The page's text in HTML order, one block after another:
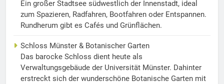
Ein großer Stadtsee südwestlich der Innenstadt, ideal
zum Spazieren, Radfahren, Bootfahren oder Entspannen.
Rundherum gibt es Cafés und Grünflächen.
Schloss Münster & Botanischer Garten
Das barocke Schloss dient heute als
Verwaltungsgebäude der Universität Münster. Dahinter
erstreckt sich der wunderschöne Botanische Garten mit